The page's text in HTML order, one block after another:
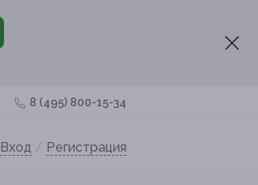
8 (495) 800-15-34
Вход / Регистрация